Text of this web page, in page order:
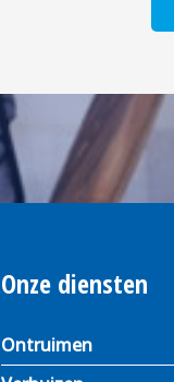
Onze diensten
Ontruimen